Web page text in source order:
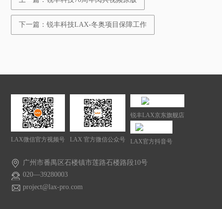
下一篇：锐丰科技LAX-冬奥项目保障工作
LAX微信官方视频号 LAX 官方微信公众号
锐丰LAX京东旗舰店
LAX官方抖音号
广州市番禺区石楼镇市莲路石楼路段10号
020—39280003
project@lax-pro.com